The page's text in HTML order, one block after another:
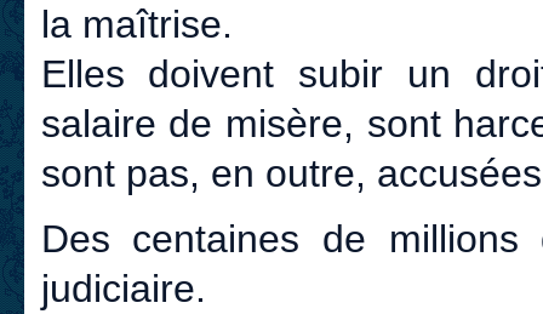
la maîtrise.
Elles doivent subir un
salaire de misère, sont
sont pas, en outre,
Des centaines de
judiciaire.